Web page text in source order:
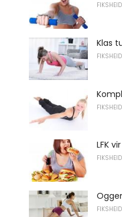
FIKSHEID
Klas
FIKSHEID
FIKSHEID
LFK
FIKSHEID
FIKSHEID